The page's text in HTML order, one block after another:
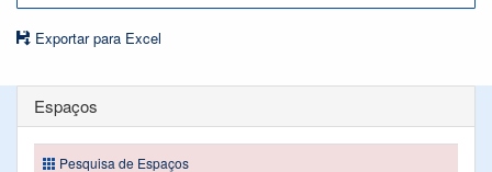
Exportar para Excel
Espaços
Pesquisa de Espaços